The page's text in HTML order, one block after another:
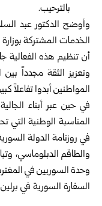
بالترحيب.
وأوضح الدكتور عبد
الخدمات المشتركة ب
أن تنظيم هذه الفعالية
وتعزيز الثقة مجدداً
المواطنين أبدوا تفاعلاً
في حين عبر أبناء
المناسبة الوطنية التي
في روزنامة الدولة
والطاقم الدبلوماسي،
وحدة السوريين في